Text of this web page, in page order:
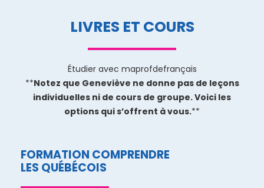
LIVRES ET COURS
Étudier avec maprofdefrançais
**Notez que Geneviève ne donne pas de leçons
individuelles ni de cours de groupe. Voici les
options qui s’offrent à vous.**
FORMATION COMPRENDRE
LES QUÉBÉCOIS